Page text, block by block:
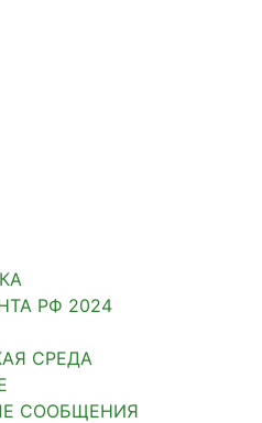
РФ 2024
СРЕДА
СООБЩЕНИЯ